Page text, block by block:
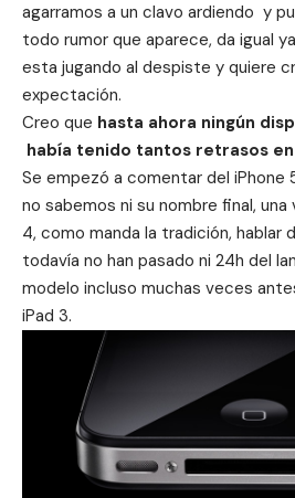
agarramos a un clavo ardiendo y
todo rumor que aparece, da igual
esta jugando al despiste y quiere
expectación.
Creo que hasta ahora ningún
había tenido tantos retrasos
Se empezó a comentar del iPhone
no sabemos ni su nombre final, una
4, como manda la tradición, hablar
todavía no han pasado ni 24h del
modelo incluso muchas veces
iPad 3.